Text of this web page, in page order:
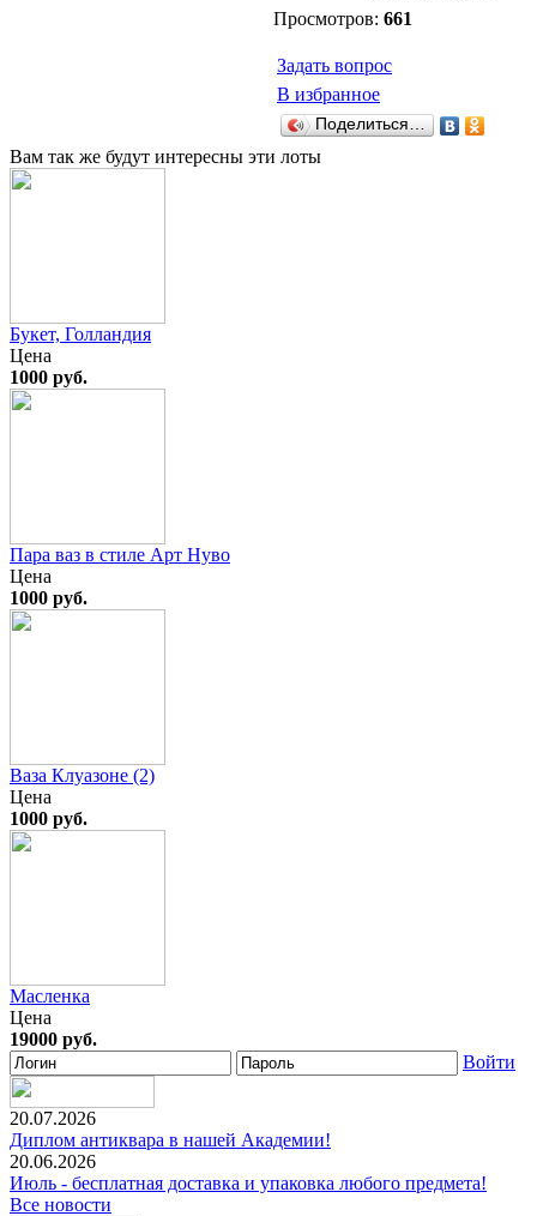
Просмотров: 661
Задать вопрос
В избранное
Поделиться…
Вам так же будут интересны эти лоты
Букет, Голландия
Цена
1000 руб.
Пара ваз в стиле Арт Нуво
Цена
1000 руб.
Ваза Клуазоне (2)
Цена
1000 руб.
Масленка
Цена
19000 руб.
Войти
20.07.2026
Диплом антиквара в нашей Академии!
20.06.2026
Июль - бесплатная доставка и упаковка любого предмета!
Все новости